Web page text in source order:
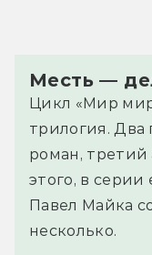
Месть —
Цикл «Мир
трилогия. Два
роман, третий
этого, в серии
Павел Майка
несколько.